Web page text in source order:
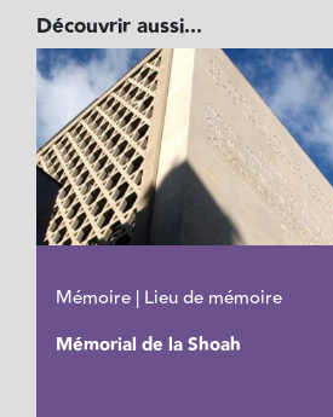
Découvrir aussi...
Mémoire | Lieu de mémoire
Mémorial de la Shoah